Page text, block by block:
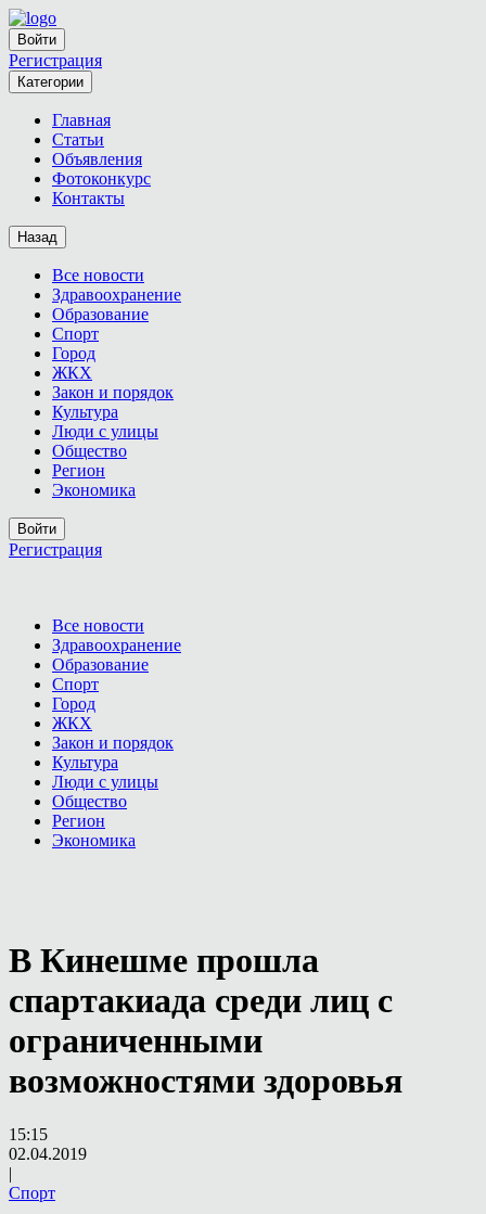
Войти
Регистрация
Категории
Главная
Статьи
Объявления
Фотоконкурс
Контакты
Назад
Все новости
Здравоохранение
Образование
Спорт
Город
ЖКХ
Закон и порядок
Культура
Люди с улицы
Общество
Регион
Экономика
Войти
Регистрация
Все новости
Здравоохранение
Образование
Спорт
Город
ЖКХ
Закон и порядок
Культура
Люди с улицы
Общество
Регион
Экономика
В Кинешме прошла
спартакиада среди лиц с
ограниченными
возможностями здоровья
15:15
02.04.2019
|
Спорт